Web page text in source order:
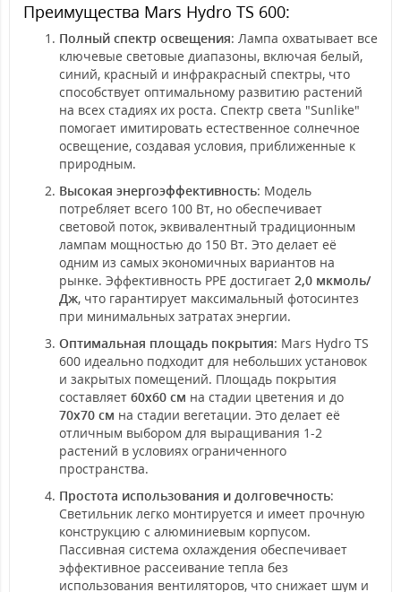
Преимущества Mars Hydro TS 600:
Полный спектр освещения: Лампа охватывает все
ключевые световые диапазоны, включая белый,
синий, красный и инфракрасный спектры, что
способствует оптимальному развитию растений
на всех стадиях их роста. Спектр света "Sunlike"
помогает имитировать естественное солнечное
освещение, создавая условия, приближенные к
природным.
Высокая энергоэффективность: Модель
потребляет всего 100 Вт, но обеспечивает
световой поток, эквивалентный традиционным
лампам мощностью до 150 Вт. Это делает её
одним из самых экономичных вариантов на
рынке. Эффективность PPE достигает 2,0 мкмоль/
Дж, что гарантирует максимальный фотосинтез
при минимальных затратах энергии.
Оптимальная площадь покрытия: Mars Hydro TS
600 идеально подходит для небольших установок
и закрытых помещений. Площадь покрытия
составляет 60x60 см на стадии цветения и до
70x70 см на стадии вегетации. Это делает её
отличным выбором для выращивания 1-2
растений в условиях ограниченного
пространства.
Простота использования и долговечность:
Светильник легко монтируется и имеет прочную
конструкцию с алюминиевым корпусом.
Пассивная система охлаждения обеспечивает
эффективное рассеивание тепла без
использования вентиляторов, что снижает шум и